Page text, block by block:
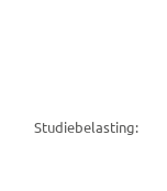
Studiebelasting: